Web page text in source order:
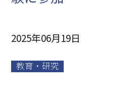
2025年06月19日
教育・研究